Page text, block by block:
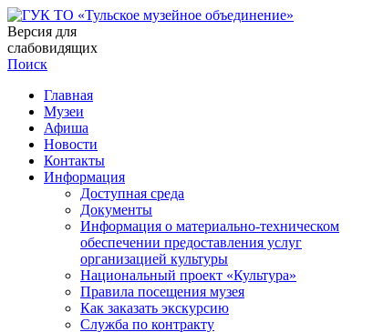
Версия для
слабовидящих
Поиск
Главная
Музеи
Афиша
Новости
Контакты
Информация
Доступная среда
Документы
Информация о материально-техническом
обеспечении предоставления услуг
организацией культуры
Национальный проект «Культура»
Правила посещения музея
Как заказать экскурсию
Служба по контракту